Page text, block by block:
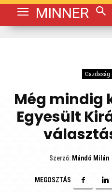
MINNER
Gazdaság
Még mindig
Egyesült
Szerző: Mándó Milán
MEGOSZTÁS